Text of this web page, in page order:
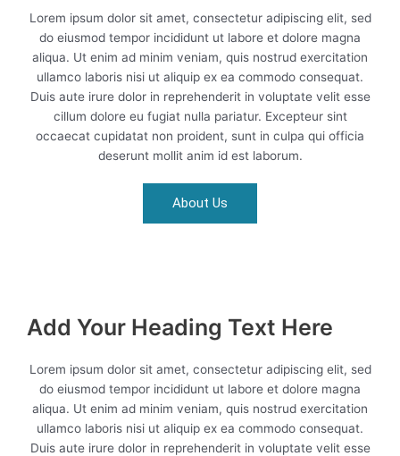
Lorem ipsum dolor sit amet, consectetur adipiscing elit, sed
do eiusmod tempor incididunt ut labore et dolore magna
aliqua. Ut enim ad minim veniam, quis nostrud exercitation
ullamco laboris nisi ut aliquip ex ea commodo consequat.
Duis aute irure dolor in reprehenderit in voluptate velit esse
cillum dolore eu fugiat nulla pariatur. Excepteur sint
occaecat cupidatat non proident, sunt in culpa qui officia
deserunt mollit anim id est laborum.
About Us
Add Your Heading Text Here
Lorem ipsum dolor sit amet, consectetur adipiscing elit, sed
do eiusmod tempor incididunt ut labore et dolore magna
aliqua. Ut enim ad minim veniam, quis nostrud exercitation
ullamco laboris nisi ut aliquip ex ea commodo consequat.
Duis aute irure dolor in reprehenderit in voluptate velit esse